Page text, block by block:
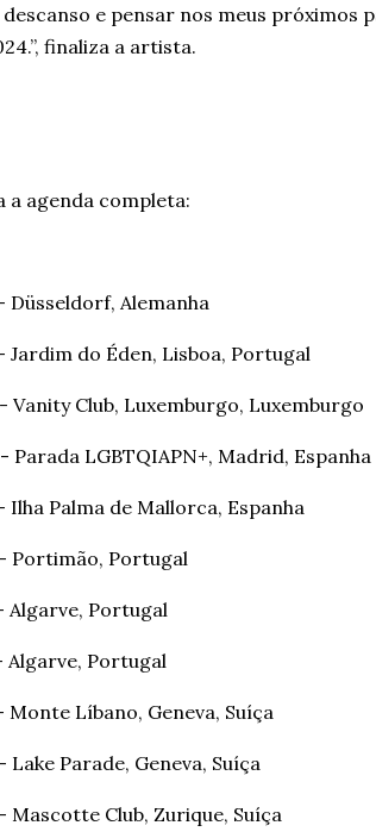
e pensar nos meus próximos
finaliza a artista.
a agenda completa:
Düsseldorf, Alemanha
Jardim do Éden, Lisboa, Portugal
Vanity Club, Luxemburgo, Luxemburgo
Parada LGBTQIAPN+, Madrid, Espanha
Ilha Palma de Mallorca, Espanha
Portimão, Portugal
Algarve, Portugal
Algarve, Portugal
Monte Líbano, Geneva, Suíça
Lake Parade, Geneva, Suíça
Mascotte Club, Zurique, Suíça